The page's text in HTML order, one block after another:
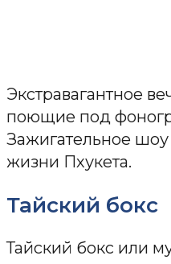
Экстравагантное
поющие под
Зажигательное
жизни Пхукета.
Тайский бокс
Тайский бокс или